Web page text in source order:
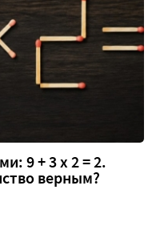
9 + 3 х 2 = 2.
верным?